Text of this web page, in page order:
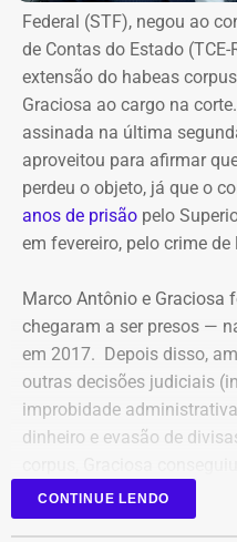
Marielle participou de um
na Lapa, centro da cidade.
vereadora saiu com a
dirigido pelo motorista
bairro do Estácio, na Zona
disparos. Apenas Fernanda
Ronnie Lessa e Élcio
de 2019. Lessa está no
em Brasília, e Queiroz, na
Com informações da
Globo”.
Federal (STF), negou ao
de Contas do Estado
extensão do habeas
Graciosa ao cargo na
assinada na última
aproveitou para afirmar
perdeu o objeto, já que o
anos de prisão pelo
em fevereiro, pelo crime
Marco Antônio e
chegaram a ser presos —
em 2017. Depois disso,
outras decisões judiciais
improbidade
dinheiro e evasão de
setembro de 2025.
CONTINUE LENDO